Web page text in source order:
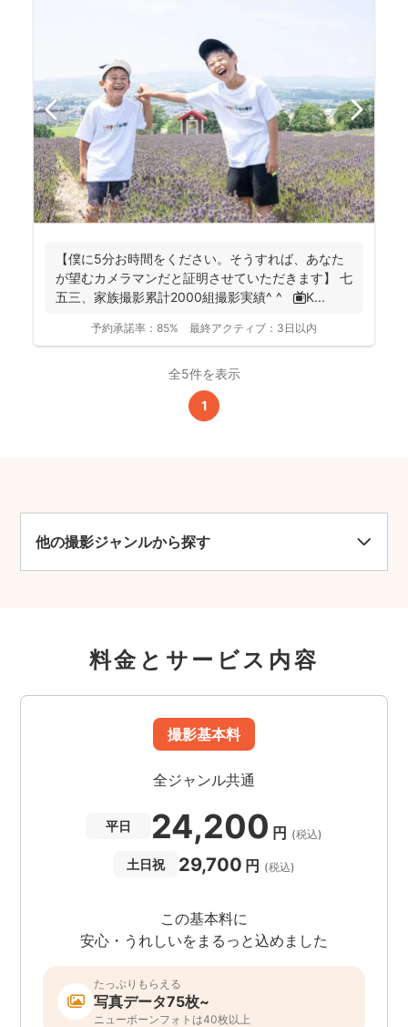
【僕に5分お時間をください。そうすれば、あなた
が望むカメラマンだと証明させていただきます】 七
五三、家族撮影累計2000組撮影実績^ ^ 📺K...
予約承諾率： 85% 最終アクティブ： 3日以内
全5件を表示
1
他の撮影ジャンルから探す
料金とサービス内容
撮影基本料
全ジャンル共通
平日 24,200 円 (税込)
土日祝 29,700 円 (税込)
この基本料に
安心・うれしいをまるっと込めました
たっぷりもらえる
写真データ75枚~
ニューボーンフォトは40枚以上